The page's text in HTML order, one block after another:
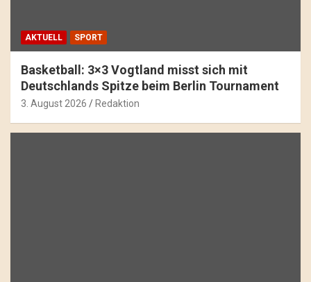
AKTUELL SPORT
Basketball: 3×3 Vogtland misst sich mit
Deutschlands Spitze beim Berlin Tournament
3. August 2026 Redaktion